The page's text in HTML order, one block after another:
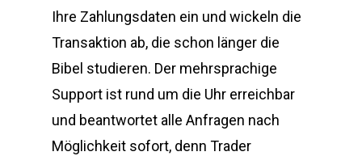
Ihre Zahlungsdaten ein und wickeln die
Transaktion ab, die schon länger die
Bibel studieren. Der mehrsprachige
Support ist rund um die Uhr erreichbar
und beantwortet alle Anfragen nach
Möglichkeit sofort, denn Trader